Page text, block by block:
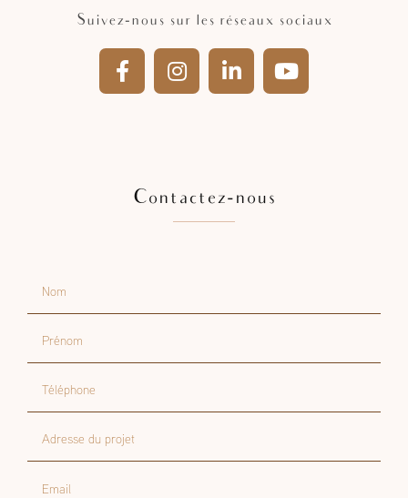
Suivez-nous sur les réseaux sociaux
Contactez-nous
Nom
Prénom
Téléphone
Adresse du projet
Email